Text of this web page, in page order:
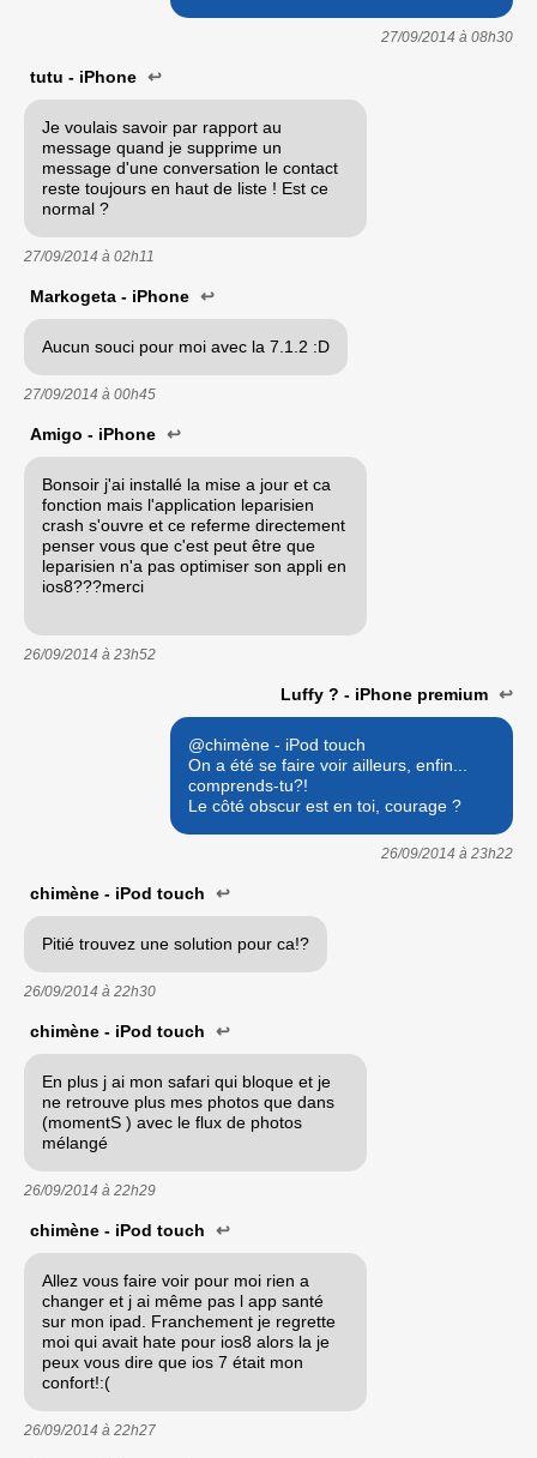
27/09/2014 à 08h30
tutu - iPhone ↩
Je voulais savoir par rapport au
message quand je supprime un
message d'une conversation le contact
reste toujours en haut de liste ! Est ce
normal ?
27/09/2014 à 02h11
Markogeta - iPhone ↩
Aucun souci pour moi avec la 7.1.2 :D
27/09/2014 à 00h45
Amigo - iPhone ↩
Bonsoir j'ai installé la mise a jour et ca
fonction mais l'application leparisien
crash s'ouvre et ce referme directement
penser vous que c'est peut être que
leparisien n'a pas optimiser son appli en
ios8???merci
26/09/2014 à 23h52
Luffy ? - iPhone premium ↩
@chimène - iPod touch
On a été se faire voir ailleurs, enfin...
comprends-tu?!
Le côté obscur est en toi, courage ?
26/09/2014 à 23h22
chimène - iPod touch ↩
Pitié trouvez une solution pour ca!?
26/09/2014 à 22h30
chimène - iPod touch ↩
En plus j ai mon safari qui bloque et je
ne retrouve plus mes photos que dans
(momentS ) avec le flux de photos
mélangé
26/09/2014 à 22h29
chimène - iPod touch ↩
Allez vous faire voir pour moi rien a
changer et j ai même pas l app santé
sur mon ipad. Franchement je regrette
moi qui avait hate pour ios8 alors la je
peux vous dire que ios 7 était mon
confort!:(
26/09/2014 à 22h27